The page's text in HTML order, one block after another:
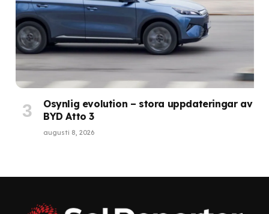
Osynlig evolution – stora uppdateringar av
BYD Atto 3
augusti 8, 2026